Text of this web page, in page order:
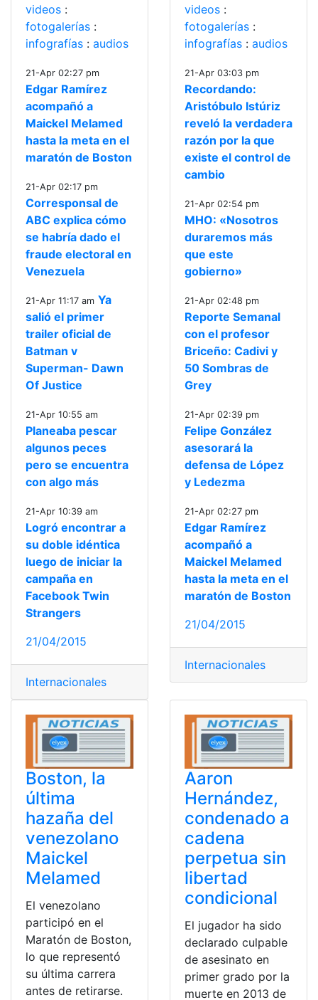
videos :
fotogalerías :
infografías : audios
21-Apr 02:27 pm
Edgar Ramírez
acompañó a
Maickel Melamed
hasta la meta en el
maratón de Boston
21-Apr 02:17 pm
Corresponsal de
ABC explica cómo
se habría dado el
fraude electoral en
Venezuela
21-Apr 11:17 am Ya
salió el primer
trailer oficial de
Batman v
Superman- Dawn
Of Justice
21-Apr 10:55 am
Planeaba pescar
algunos peces
pero se encuentra
con algo más
21-Apr 10:39 am
Logró encontrar a
su doble idéntica
luego de iniciar la
campaña en
Facebook Twin
Strangers
21/04/2015
Internacionales
videos :
fotogalerías :
infografías : audios
21-Apr 03:03 pm
Recordando:
Aristóbulo Istúriz
reveló la verdadera
razón por la que
existe el control de
cambio
21-Apr 02:54 pm
MHO: «Nosotros
duraremos más
que este
gobierno»
21-Apr 02:48 pm
Reporte Semanal
con el profesor
Briceño: Cadivi y
50 Sombras de
Grey
21-Apr 02:39 pm
Felipe González
asesorará la
defensa de López
y Ledezma
21-Apr 02:27 pm
Edgar Ramírez
acompañó a
Maickel Melamed
hasta la meta en el
maratón de Boston
21/04/2015
Internacionales
Boston, la
última
hazaña del
venezolano
Maickel
Melamed
El venezolano
participó en el
Maratón de Boston,
lo que representó
su última carrera
antes de retirarse.
Aaron
Hernández,
condenado a
cadena
perpetua sin
libertad
condicional
El jugador ha sido
declarado culpable
de asesinato en
primer grado por la
muerte en 2013 de